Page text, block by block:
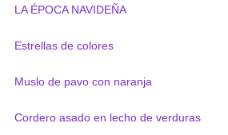
LA ÉPOCA NAVIDEÑA
Estrellas de colores
Muslo de pavo con naranja
Cordero asado en lecho de verduras